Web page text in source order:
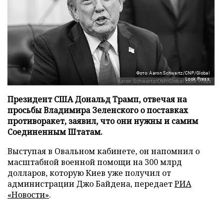
Фото: Aaron Schwartz/CNP/Global
Look Press
Президент США Дональд Трамп, отвечая на
просьбы Владимира Зеленского о поставках
противоракет, заявил, что они нужны и самим
Соединенным Штатам.
Выступая в Овальном кабинете, он напомнил о
масштабной военной помощи на 300 млрд
долларов, которую Киев уже получил от
администрации Джо Байдена, передаетРИА
«Новости».